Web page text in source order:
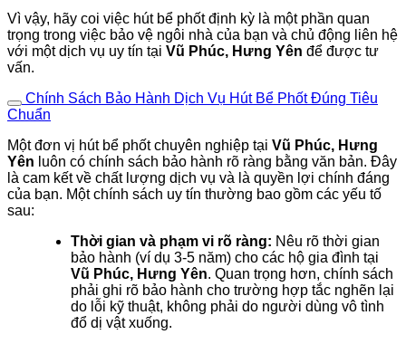
Vì vậy, hãy coi việc hút bể phốt định kỳ là một phần quan
trọng trong việc bảo vệ ngôi nhà của bạn và chủ động liên hệ
với một dịch vụ uy tín tại Vũ Phúc, Hưng Yên để được tư
vấn.
Chính Sách Bảo Hành Dịch Vụ Hút Bể Phốt Đúng Tiêu
Chuẩn
Một đơn vị hút bể phốt chuyên nghiệp tại Vũ Phúc, Hưng
Yên luôn có chính sách bảo hành rõ ràng bằng văn bản. Đây
là cam kết về chất lượng dịch vụ và là quyền lợi chính đáng
của bạn. Một chính sách uy tín thường bao gồm các yếu tố
sau:
Thời gian và phạm vi rõ ràng: Nêu rõ thời gian
bảo hành (ví dụ 3-5 năm) cho các hộ gia đình tại
Vũ Phúc, Hưng Yên. Quan trọng hơn, chính sách
phải ghi rõ bảo hành cho trường hợp tắc nghẽn lại
do lỗi kỹ thuật, không phải do người dùng vô tình
đổ dị vật xuống.